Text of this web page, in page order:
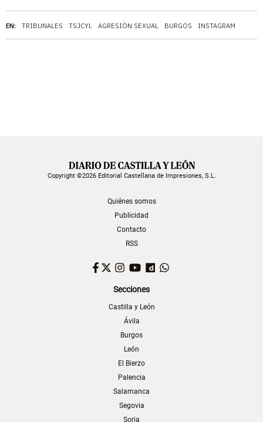
EN: TRIBUNALES TSJCYL AGRESIÓN SEXUAL BURGOS INSTAGRAM
Copyright ©2026 Editorial Castellana de Impresiones, S.L.
Quiénes somos
Publicidad
Contacto
RSS
Facebook
TwitterInstagram
YouTubeDailymotion
Secciones
Castilla y León
Ávila
Burgos
León
El Bierzo
Palencia
Salamanca
Segovia
Soria